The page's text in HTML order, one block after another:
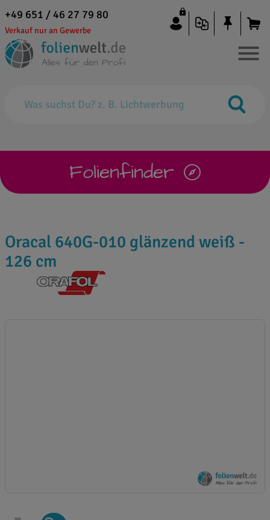
+49 651 / 46 27 79 80
Verkauf nur an Gewerbe
Folienfinder
Oracal 640G-010 glänzend weiß -
126 cm